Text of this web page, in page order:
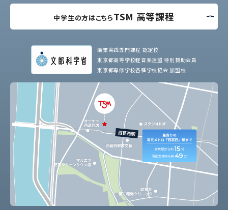
中学生の方はこちらTSM 高等課程
職業実践専門課程 認定校
東京都高等学校軽音楽連盟 特別賛助会員
東京都専修学校各種学校協会 加盟校